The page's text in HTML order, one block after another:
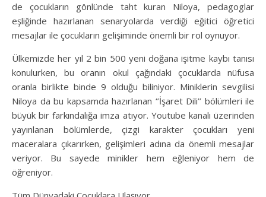
de çocukların gönlünde taht kuran Niloya, pedagoglar
eşliğinde hazırlanan senaryolarda verdiği eğitici öğretici
mesajlar ile çocukların gelişiminde önemli bir rol oynuyor.
Ülkemizde her yıl 2 bin 500 yeni doğana işitme kaybı tanısı
konulurken, bu oranın okul çağındaki çocuklarda nüfusa
oranla birlikte binde 9 olduğu biliniyor. Miniklerin sevgilisi
Niloya da bu kapsamda hazırlanan ‘’İşaret Dili’’ bölümleri ile
büyük bir farkındalığa imza atıyor. Youtube kanalı üzerinden
yayınlanan bölümlerde, çizgi karakter çocukları yeni
maceralara çıkarırken, gelişimleri adına da önemli mesajlar
veriyor. Bu sayede minikler hem eğleniyor hem de
öğreniyor.